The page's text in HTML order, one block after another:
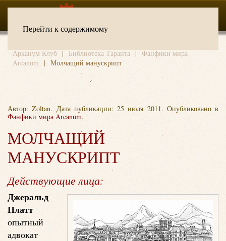
Перейти к содержимому
Арканум Клуб Библиотека Таранта
Фанфики мира
Arcanum
Молчащий манускрипт
Автор: Zoltan. Дата публикации: 25 июля 2011. Опубликовано в
Фанфики мира Arcanum.
МОЛЧАЩИЙ
МАНУСКРИПТ
Действующие лица:
Джеральд
Платт
опытный
адвокат